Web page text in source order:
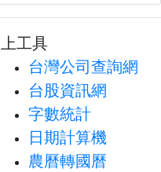
工具
台灣公司查詢網
台股資訊網
字數統計
日期計算機
農曆轉國曆